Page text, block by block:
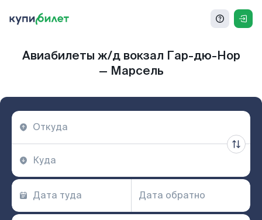
Авиабилеты ж/д вокзал Гар-дю-Нор
— Марсель